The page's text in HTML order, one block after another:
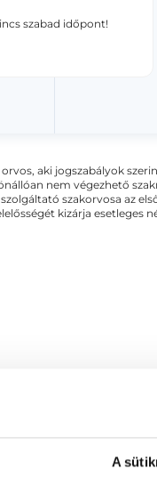
A
szabad időpont!
aki jogszabályok
nem végezhető
szakorvosa az
kizárja esetleges